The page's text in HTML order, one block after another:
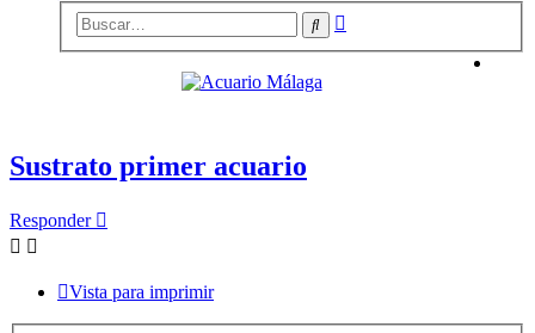
Buscar
Sustrato primer acuario
Responder
Vista para imprimir